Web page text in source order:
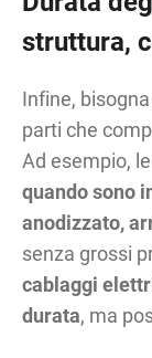
struttura,
Infine,
parti che
Ad esempio,
quando sono
anodizzato,
senza grossi
cablaggi
durata, ma